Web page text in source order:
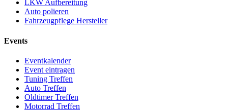
LKW Aufbereitung
Auto polieren
Fahrzeugpflege Hersteller
Events
Eventkalender
Event eintragen
Tuning Treffen
Auto Treffen
Oldtimer Treffen
Motorrad Treffen